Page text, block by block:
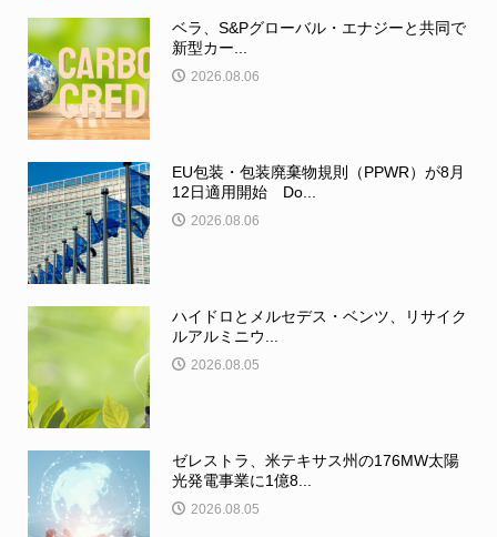
ベラ、S&Pグローバル・エナジーと共同で
新型カー...
2026.08.06
EU包装・包装廃棄物規則（PPWR）が8月
12日適用開始 Do...
2026.08.06
ハイドロとメルセデス・ベンツ、リサイク
ルアルミニウ...
2026.08.05
ゼレストラ、米テキサス州の176MW太陽
光発電事業に1億8...
2026.08.05